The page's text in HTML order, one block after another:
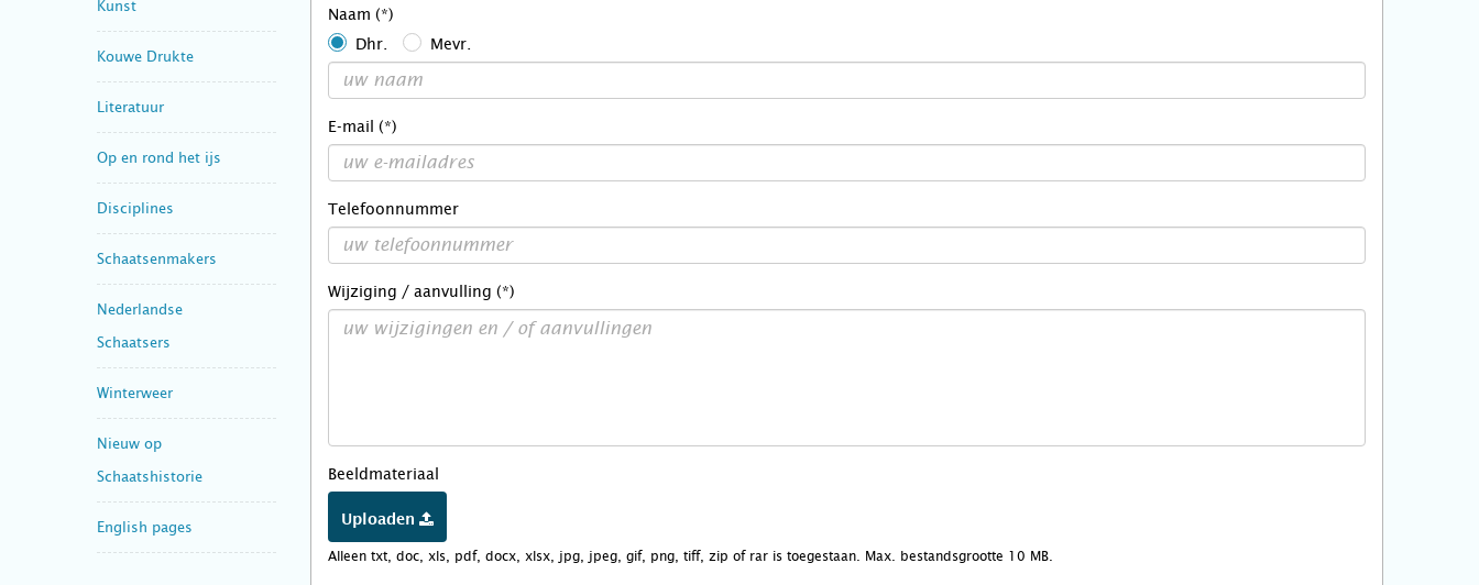
Kunst
Kouwe Drukte
Literatuur
Op en rond het ijs
Disciplines
Schaatsenmakers
Nederlandse
Schaatsers
Winterweer
Nieuw op
Schaatshistorie
English pages
Naam (*)
Dhr.
Mevr.
E-mail (*)
Telefoonnummer
Wijziging / aanvulling (*)
Beeldmateriaal
Uploaden
Alleen txt, doc, xls, pdf, docx, xlsx, jpg, jpeg, gif, png, tiff, zip of rar is toegestaan. Max. bestandsgrootte 10 MB.